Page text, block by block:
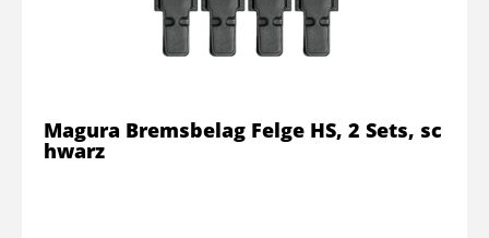
Magura Bremsbelag Felge HS, 2 Sets, sc
hwarz